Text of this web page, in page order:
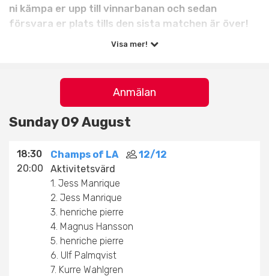
ni kämpa er upp till vinnarbanan och sedan
försvara er plats tills den sista matchen är över!
Varje söndag 18:30-20:00
Spelform:*Vinnarbana Team
Målsättning:
Vinn den sista matchen på
vinnarbanan. Ta äran och spela gratis.
Passar för:Män och kvinnor nivå 5+ och uppåt
(kategori 4 och uppåt)
Aktivitetsvärd:Hans Bornsjö
Antal banor:3
Antal deltagare:12 spelare (6 lag)
Visa mer!
Anmälan
Sunday 09 August
18:30
20:00
Champs of LA
12/12
Aktivitetsvärd
1. Jess Manrique
2. Jess Manrique
3. henriche pierre
4. Magnus Hansson
5. henriche pierre
6. Ulf Palmqvist
7. Kurre Wahlgren